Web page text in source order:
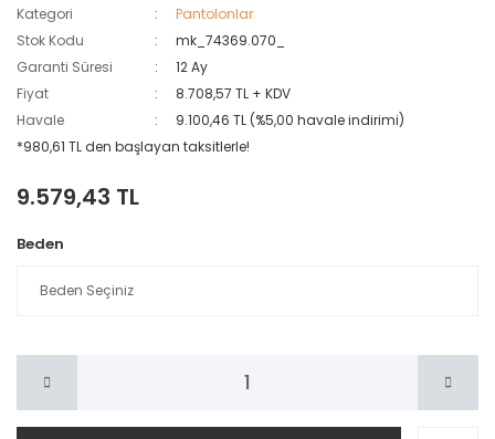
Kategori
Pantolonlar
Stok Kodu
mk_74369.070_
Garanti Süresi
12 Ay
Fiyat
8.708,57 TL + KDV
Havale
9.100,46 TL (%5,00 havale indirimi)
*980,61 TL den başlayan taksitlerle!
9.579,43 TL
Beden